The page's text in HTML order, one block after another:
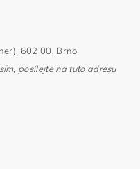
602 00, Brno
posílejte na tuto adresu